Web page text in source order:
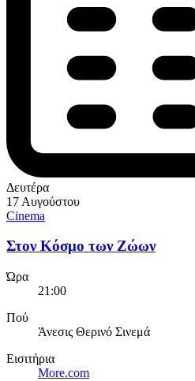
Δευτέρα
17 Αυγούστου
Cinema
Στον Κόσμο των Ζώων
Ώρα
21:00
Πού
Άνεσις Θερινό Σινεμά
Εισιτήρια
More.com